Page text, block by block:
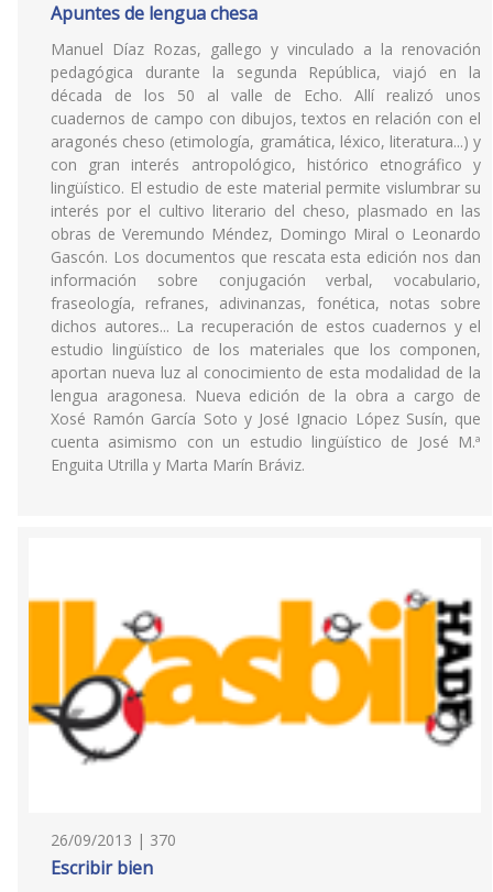
Apuntes de lengua chesa
Manuel Díaz Rozas, gallego y vinculado a la renovación
pedagógica durante la segunda República, viajó en la
década de los 50 al valle de Echo. Allí realizó unos
cuadernos de campo con dibujos, textos en relación con el
aragonés cheso (etimología, gramática, léxico, literatura...) y
con gran interés antropológico, histórico etnográfico y
lingüístico. El estudio de este material permite vislumbrar su
interés por el cultivo literario del cheso, plasmado en las
obras de Veremundo Méndez, Domingo Miral o Leonardo
Gascón. Los documentos que rescata esta edición nos dan
información sobre conjugación verbal, vocabulario,
fraseología, refranes, adivinanzas, fonética, notas sobre
dichos autores... La recuperación de estos cuadernos y el
estudio lingüístico de los materiales que los componen,
aportan nueva luz al conocimiento de esta modalidad de la
lengua aragonesa. Nueva edición de la obra a cargo de
Xosé Ramón García Soto y José Ignacio López Susín, que
cuenta asimismo con un estudio lingüístico de José M.ª
Enguita Utrilla y Marta Marín Bráviz.
26/09/2013 | 370
Escribir bien